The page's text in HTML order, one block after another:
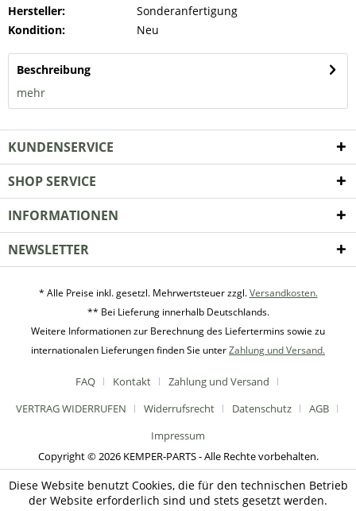
Hersteller:
Sonderanfertigung
Kondition:
Neu
Beschreibung
mehr
KUNDENSERVICE
SHOP SERVICE
INFORMATIONEN
NEWSLETTER
* Alle Preise inkl. gesetzl. Mehrwertsteuer zzgl.Versandkosten.
** Bei Lieferung innerhalb Deutschlands.
Weitere Informationen zur Berechnung des Liefertermins sowie zu
internationalen Lieferungen finden Sie unterZahlung und Versand.
FAQ Kontakt
Zahlung und Versand
VERTRAG WIDERRUFEN
Widerrufsrecht Datenschutz
AGB
Impressum
Copyright © 2026 KEMPER-PARTS - Alle Rechte vorbehalten.
Diese Website benutzt Cookies, die für den technischen Betrieb
der Website erforderlich sind und stets gesetzt werden.